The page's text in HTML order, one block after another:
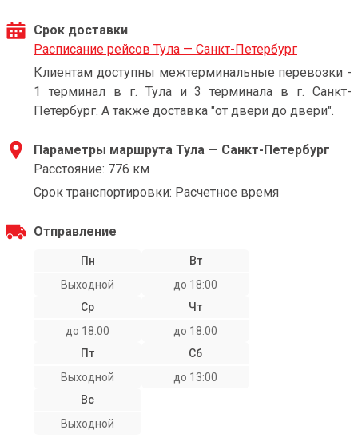
Срок доставки
Расписание рейсов Тула — Санкт-Петербург
Клиентам доступны межтерминальные перевозки -
1 терминал в г. Тула и 3 терминала в г. Санкт-
Петербург. А также доставка "от двери до двери".
Параметры маршрута Тула — Санкт-Петербург
Расстояние: 776 км
Срок транспортировки: Расчетное время
Отправление
Пн
Выходной
Вт
до 18:00
Ср
до 18:00
Чт
до 18:00
Пт
Выходной
Сб
до 13:00
Вс
Выходной